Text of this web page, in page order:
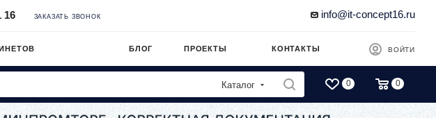
16 ЗАКАЗАТЬ ЗВОНОК info@it-concept16.ru
БЛОГ ПРОЕКТЫ КОНТАКТЫ ВОЙТИ
Каталог 0 0